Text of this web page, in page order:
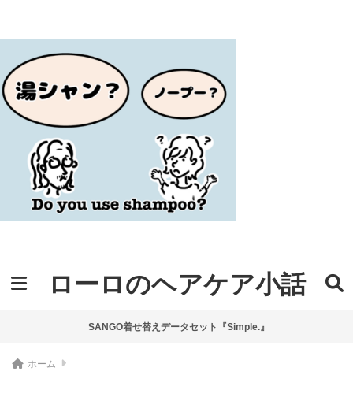
ローロのヘアケア小話
SANGO着せ替えデータセット『Simple.』
ホーム